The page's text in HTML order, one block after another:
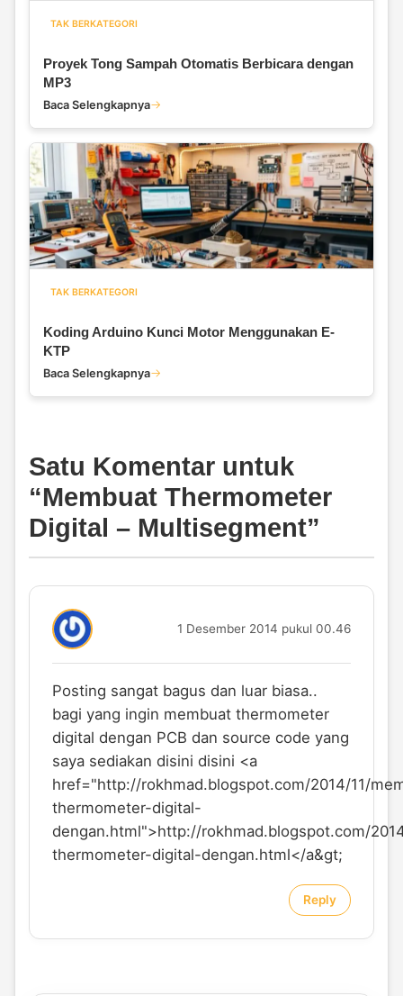
TAK BERKATEGORI
Proyek Tong Sampah Otomatis Berbicara dengan
MP3
Baca Selengkapnya
TAK BERKATEGORI
Koding Arduino Kunci Motor Menggunakan E-
KTP
Baca Selengkapnya
Satu Komentar untuk
“Membuat Thermometer
Digital – Multisegment”
1 Desember 2014 pukul 00.46
Posting sangat bagus dan luar biasa..
bagi yang ingin membuat thermometer
digital dengan PCB dan source code yang
saya sediakan disini disini <a
href="http://rokhmad.blogspot.com/2014/11/
thermometer-digital-
dengan.html">http://rokhmad.blogspot.com/
thermometer-digital-dengan.html</a&gt;
Reply